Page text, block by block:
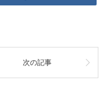
次の記事